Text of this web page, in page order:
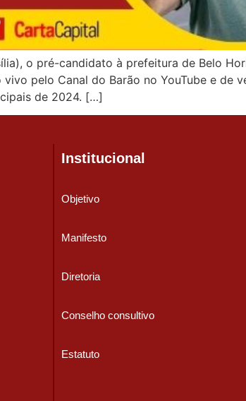
o pré-candidato à prefeitura de Belo
pelo Canal do Barão no YouTube e de
de 2024. […]
Institucional
Objetivo
Manifesto
Diretoria
Conselho consultivo
Estatuto